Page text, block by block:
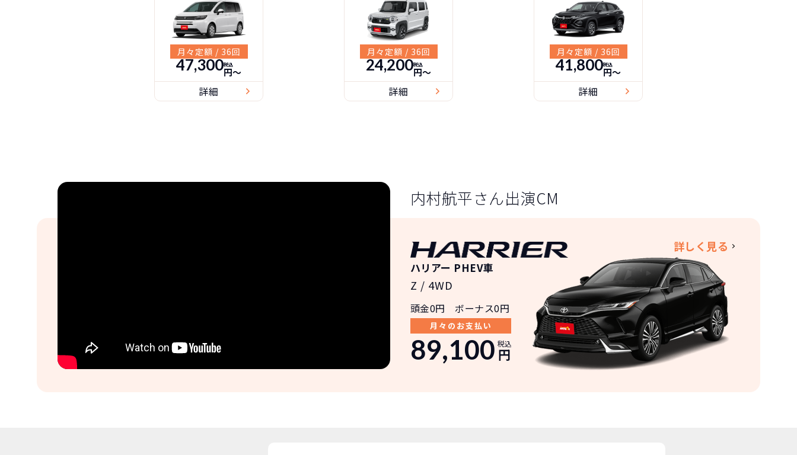
月々定額 / 36回
47,300税込
円〜
詳細
月々定額 / 36回
24,200税込
円〜
詳細
月々定額 / 36回
41,800税込
円〜
詳細
内村航平さん出演CM
ハリアー PHEV車
Z / 4WD
頭金0円 ボーナス0円
月々のお支払い
89,100 円
税込
詳しく見る